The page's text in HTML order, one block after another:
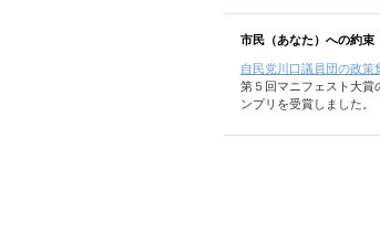
市民（あなた）への約束
自民党川口議員団の政策
第５回マニフェスト大賞
ンプリを受賞しました。